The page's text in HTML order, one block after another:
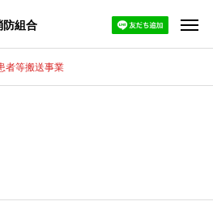
防組合
者等搬送事業